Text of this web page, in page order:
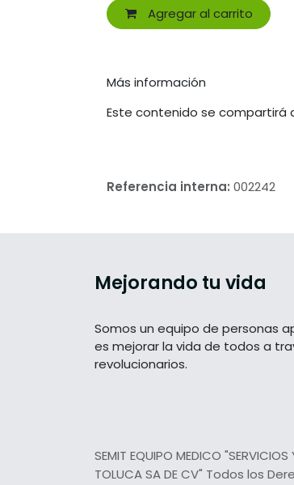
Agregar al carrito
Más información
Este contenido se compartirá
Referencia interna: 002242
Mejorando tu vida
Somos un equipo de personas
es mejorar la vida de todos a
revolucionarios.
SEMIT EQUIPO MEDICO
TOLUCA SA DE CV" Todos los